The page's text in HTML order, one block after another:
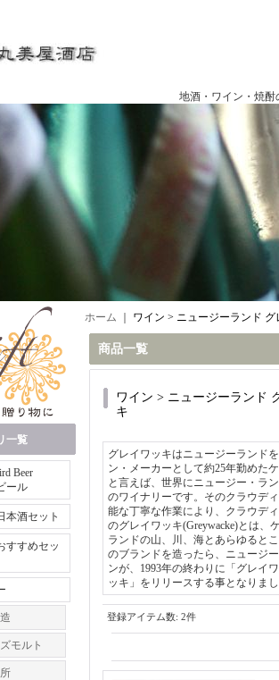
ン・焼酎の専門店
一覧
Beer
ール
本酒セット
すすめセッ
モルト
ホーム ワイン > ニュージーランド グ
商品一覧
ワイン > ニュージーランド
キ
グレイワッキはニュージーランド
ン・メーカーとして約25年勤めた
と言えば、世界にニュージー・ラ
のワイナリーです。そのクラウデ
能な丁寧な作業により、クラウデ
のグレイワッキ(Greywacke)とは
ランドの山、川、海とあらゆると
のブランドを造ったら、ニュージ
ンが、1993年の終わりに「グレイ
ッキ」をリリースする事となりま
登録アイテム数: 2件